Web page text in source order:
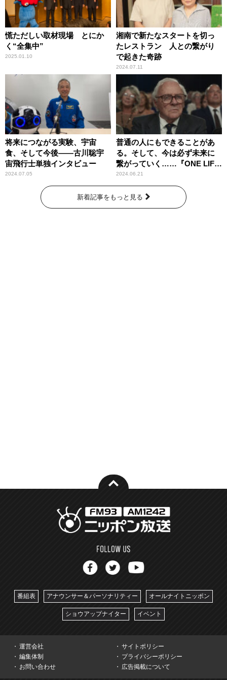
慌ただしい取材現場 とにか
く“全集中”
2025.01.10
湘南で新たなスタートを切っ
たレストラン 人との繋がり
で起きた奇跡
2024.07.11
将来につながる実験、宇宙
食、そして今後――古川聡宇
宙飛行士単独インタビュー
2024.07.05
普通の人にもできることがあ
る。そして、今は必ず未来に
繋がっていく……『ONE LIFE
奇跡が繋いだ6000の命』
2024.06.21
新着記事をもっと見る
番組表 アナウンサー＆パーソナリティー オールナイトニッポン
ショウアップナイター イベント
運営会社
サイトポリシー
編集体制
プライバシーポリシー
お問い合わせ
広告掲載について